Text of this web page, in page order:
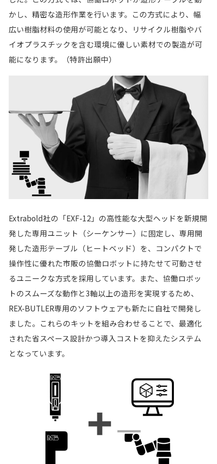
かし、精密な造形作業を行います。この方式により、幅
広い樹脂材料の使用が可能となり、リサイクル樹脂やバ
イオプラスチックを含む環境に優しい素材での製造が可
能になります。（特許出願中）
Extrabold社の「EXF-12」の高性能な大型ヘッドを新規開
発した専用ユニット（シーケンサー）に固定し、専用開
発した造形テーブル（ヒートベッド）を、コンパクトで
操作性に優れた市販の協働ロボットに持たせて可動させ
るユニークな方式を採用しています。また、協働ロボッ
トのスムーズな動作と3軸以上の造形を実現するため、
REX-BUTLER専用のソフトウェアも新たに自社で開発し
ました。これらのキットを組み合わせることで、最適化
された省スペース設計かつ導入コストを抑えたシステム
となっています。